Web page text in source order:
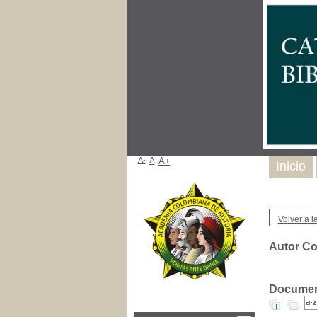
Volver a
Autor
Inicio
A- A A+